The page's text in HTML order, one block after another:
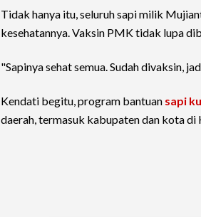
Tidak hanya itu, seluruh sapi milik
kesehatannya. Vaksin PMK tidak lupa
"Sapinya sehat semua. Sudah divaksin,
Kendati begitu, program bantuan sapi
daerah, termasuk kabupaten dan kota di